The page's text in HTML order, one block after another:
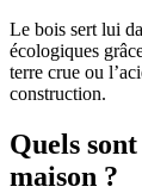
Le bois sert lui
écologiques
terre crue ou
construction.
Quels
maison ?